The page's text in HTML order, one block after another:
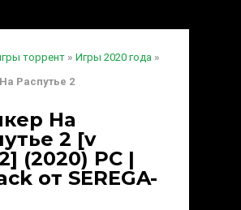
торрент » Игры 2020 года »
Распутье 2
На
2 [v
(2020) PC |
от SEREGA-